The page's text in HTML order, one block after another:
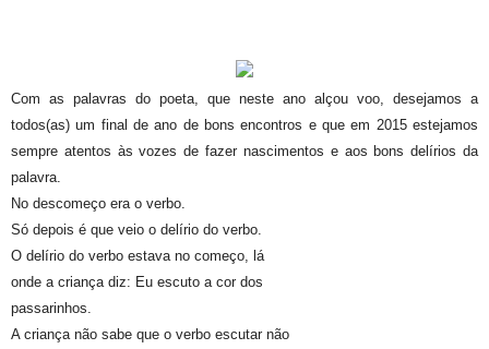
Com as palavras do poeta, que neste ano alçou voo, desejamos a
todos(as) um final de ano de bons encontros e que em 2015 estejamos
sempre atentos às vozes de fazer nascimentos e aos bons delírios da
palavra.
No descomeço era o verbo.
Só depois é que veio o delírio do verbo.
O delírio do verbo estava no começo, lá
onde a criança diz: Eu escuto a cor dos
passarinhos.
A criança não sabe que o verbo escutar não